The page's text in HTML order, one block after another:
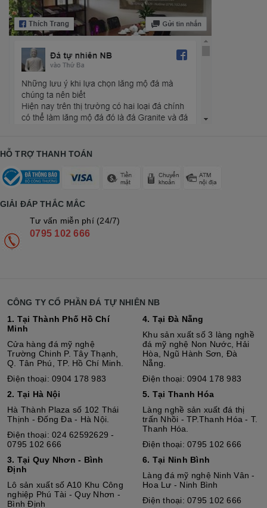
HỖ TRỢ THANH TOÁN
GIẢI ĐÁP THẮC MẮC
Tư vấn miễn phí (24/7)
0795 102 666
CÔNG TY CỔ PHẦN ĐÁ TỰ NHIÊN NB
1. Tại Thành Phố Hồ Chí
Minh
Cửa hàng đá mỹ nghệ
Trường Chinh P. Tây Thạnh,
Q. Tân Phú, TP. Hồ Chí Minh.
Điện thoại: 0904 178 983
2. Tại Hà Nội
Hà Thành Plaza số 102 Thái
Thịnh - Đống Đa - Hà Nội.
Điện thoại: 024 62592629 -
0795 102 666
3. Tại Quy Nhơn - Bình
Định
Lô sản xuất số A10 Khu Công
nghiệp Phú Tài - Quy Nhơn -
Bình Định
4. Tại Đà Nẵng
Khu sản xuất số 3 làng nghề
đá mỹ nghệ Non Nước, Hải
Hòa, Ngũ Hành Sơn, Đà
Nẵng.
Điện thoại: 0904 178 983
5. Tại Thanh Hóa
Làng nghề sản xuất đá thị
trấn Nhồi - TP.Thanh Hóa - T.
Thanh Hóa.
Điện thoại: 0795 102 666
6. Tại Ninh Bình
Làng đá mỹ nghệ Ninh Vân -
Hoa Lư - Ninh Bình
Điện thoại: 0795 102 666